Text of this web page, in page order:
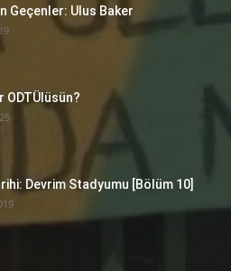
Geçenler: Ulus Baker
ODTÜlüsün?
Devrim Stadyumu [Bölüm 10]